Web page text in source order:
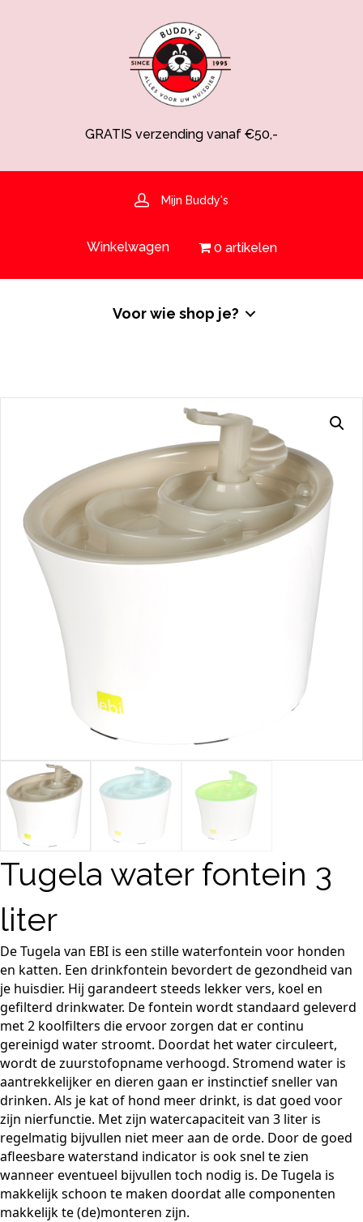
Spaarsysteem voor korting!
Hulp nodig? 030-6919793 of shop@buddys.nl
GRATIS bezorging in de regio
GRATIS verzending vanaf €50,-
Mijn Buddy's
Winkelwagen 0 artikelen
Voor wie shop je?
Tugela water fontein 3
liter
De Tugela van EBI is een stille waterfontein voor honden
en katten. Een drinkfontein bevordert de gezondheid van
je huisdier. Hij garandeert steeds lekker vers, koel en
gefilterd drinkwater. De fontein wordt standaard geleverd
met 2 koolfilters die ervoor zorgen dat er continu
gereinigd water stroomt. Doordat het water circuleert,
wordt de zuurstofopname verhoogd. Stromend water is
aantrekkelijker en dieren gaan er instinctief sneller van
drinken. Als je kat of hond meer drinkt, is dat goed voor
zijn nierfunctie. Met zijn watercapaciteit van 3 liter is
regelmatig bijvullen niet meer aan de orde. Door de goed
afleesbare waterstand indicator is ook snel te zien
wanneer eventueel bijvullen toch nodig is. De Tugela is
makkelijk schoon te maken doordat alle componenten
makkelijk te (de)monteren zijn.